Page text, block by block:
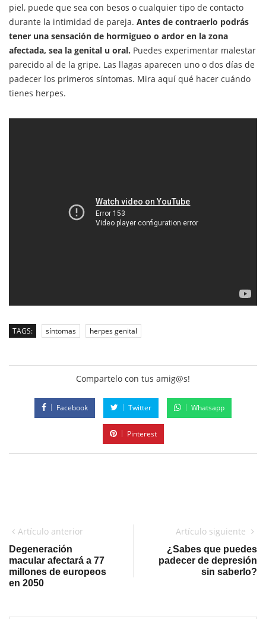
piel, puede que sea con besos o cualquier tipo de contacto
durante la intimidad de pareja. Antes de contraerlo podrás
tener una sensación de hormigueo o ardor en la zona
afectada, sea la genital u oral. Puedes experimentar malestar
parecido al de la gripe. Las llagas aparecen uno o dos días de
padecer los primeros síntomas. Mira aquí qué hacer cuándo
tienes herpes.
TAGS: síntomas herpes genital
Compartelo con tus amig@s!
Facebook Twitter Whatsapp
Pinterest
Artículo anterior
Degeneración
macular afectará a 77
millones de europeos
en 2050
Artículo siguiente
¿Sabes que puedes
padecer de depresión
sin saberlo?